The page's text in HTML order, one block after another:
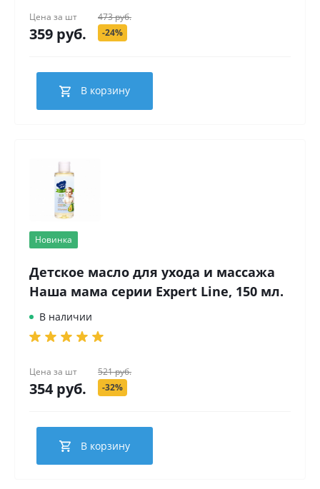
Цена за шт
359 руб.
473 руб.
-24%
В корзину
Новинка
Детское масло для ухода и массажа
Наша мама серии Expert Line, 150 мл.
В наличии
Цена за шт
354 руб.
521 руб.
-32%
В корзину